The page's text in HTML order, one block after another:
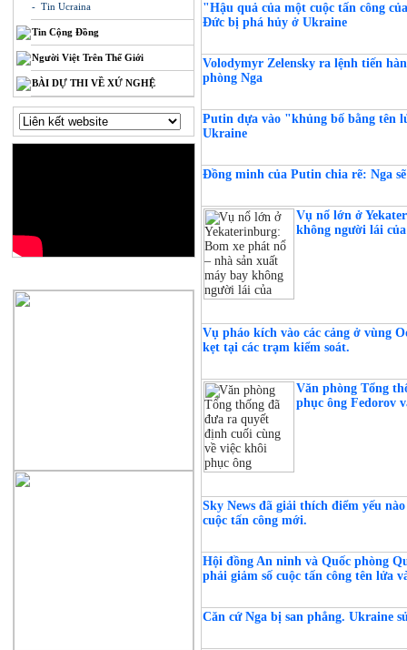
- Tin Ucraina
Tin Cộng Đồng
Người Việt Trên Thế Giới
BÀI DỰ THI VỀ XỨ NGHỆ
"Hậu quả của một cuộc tấn công
Đức bị phá hủy ở Ukraine
Volodymyr Zelensky ra lệnh tiến
phòng Nga
Putin dựa vào "khủng bố bằng tên
Ukraine
Đồng minh của Putin chia rẽ: Nga
Vụ nổ lớn ở
không người lái
Vụ pháo kích vào các cảng ở vùng
kẹt tại các trạm kiểm soát.
Văn phòng Tổng
phục ông Fedorov
Sky News đã giải thích điểm yếu
cuộc tấn công mới.
Hội đồng An ninh và Quốc phòng
phải giảm số cuộc tấn công tên lửa
Căn cứ Nga bị san phẳng. Ukraine